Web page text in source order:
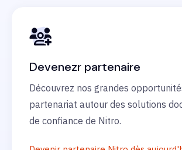
Devenezr partenaire
Découvrez nos grandes
partenariat autour des solutions
de confiance de Nitro.